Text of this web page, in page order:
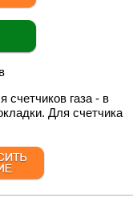
газа - в
Для счетчика